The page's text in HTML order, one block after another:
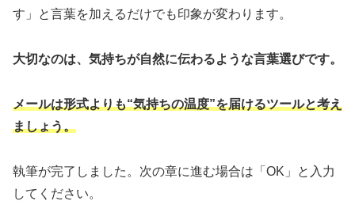
す」と言葉を加えるだけでも印象が変わります。
大切なのは、気持ちが自然に伝わるような言葉選びです。
メールは形式よりも“気持ちの温度”を届けるツールと考え
ましょう。
執筆が完了しました。次の章に進む場合は「OK」と入力
してください。